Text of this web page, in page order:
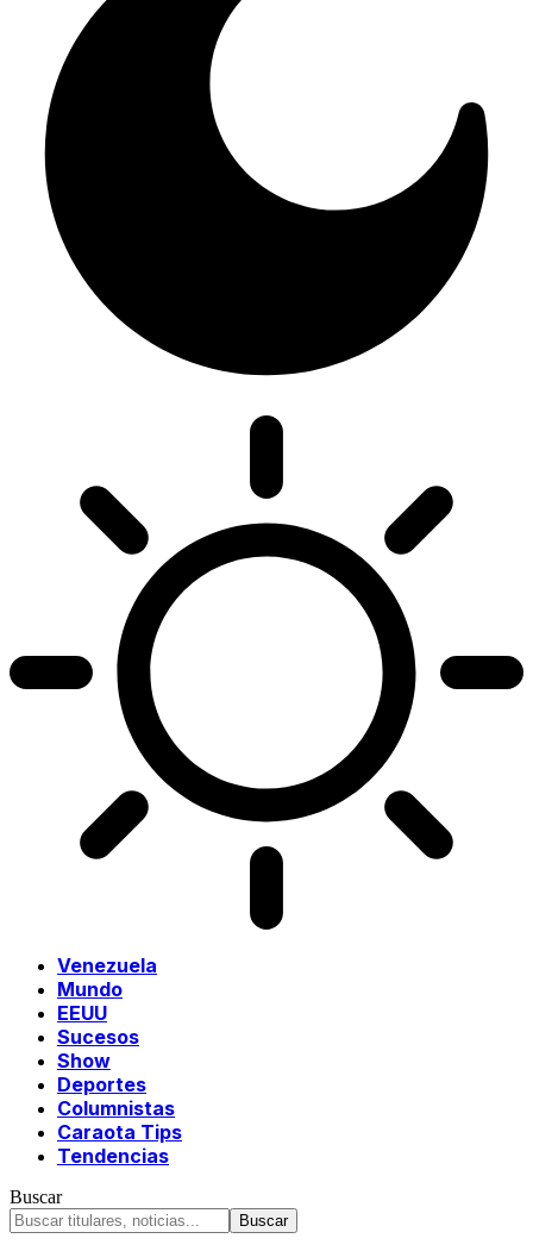
Venezuela
Mundo
EEUU
Sucesos
Show
Deportes
Columnistas
Caraota Tips
Tendencias
Buscar